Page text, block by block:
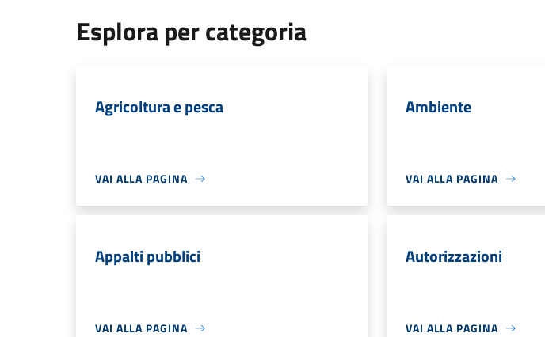
Esplora per categoria
Agricoltura e pesca
VAI ALLA PAGINA
Ambiente
VAI ALLA PAGINA
Appalti pubblici
VAI ALLA PAGINA
Autorizzazioni
VAI ALLA PAGINA